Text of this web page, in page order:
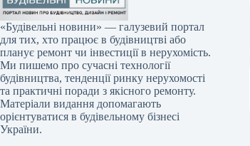
«Будівельні новини» — галузевий портал
для тих, хто працює в будівництві або
планує ремонт чи інвестиції в нерухомість.
Ми пишемо про сучасні технології
будівництва, тенденції ринку нерухомості
та практичні поради з якісного ремонту.
Матеріали видання допомагають
орієнтуватися в будівельному бізнесі
України.